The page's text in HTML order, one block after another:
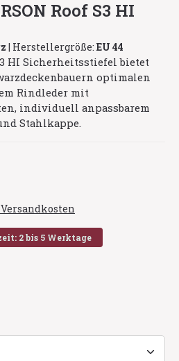
Roof S3 HI
| Herstellergröße: EU 44
HI Sicherheitsstiefel bietet
optimalen
Rindleder mit
individuell anpassbarem
Stahlkappe.
2 bis 5 Werktage